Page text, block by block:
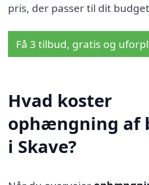
pris, der passer til dit
Få 3 tilbud, gratis og
Hvad koster
ophængning af
i Skave?